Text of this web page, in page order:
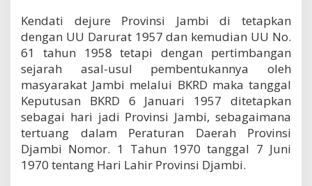
Kendati dejure Provinsi Jambi di tetapkan
dengan UU Darurat 1957 dan kemudian UU No.
61 tahun 1958 tetapi dengan pertimbangan
sejarah asal-usul pembentukannya oleh
masyarakat Jambi melalui BKRD maka tanggal
Keputusan BKRD 6 Januari 1957 ditetapkan
sebagai hari jadi Provinsi Jambi, sebagaimana
tertuang dalam Peraturan Daerah Provinsi
Djambi Nomor. 1 Tahun 1970 tanggal 7 Juni
1970 tentang Hari Lahir Provinsi Djambi.